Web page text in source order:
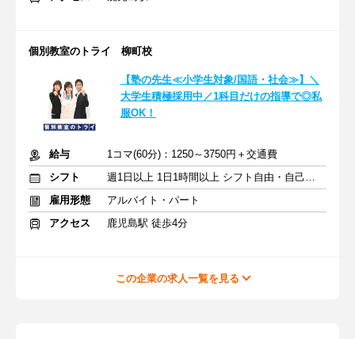
個別教室のトライ 柳町校
【塾の先生≪小学生対象/国語・社会≫】＼
大学生積極採用中／1科目だけの指導で◎私
服OK！
給与
1コマ(60分)：1250～3750円＋交通費
シフト
週1日以上 1日1時間以上 シフト自由・自己申告
雇用形態
アルバイト・パート
アクセス
鹿児島駅 徒歩4分
この企業の求人一覧を見る